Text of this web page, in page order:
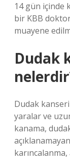
14 gün içinde
bir KBB
muayene
Dudak
Dudak
yaralar ve
kanama,
karıncalanma,